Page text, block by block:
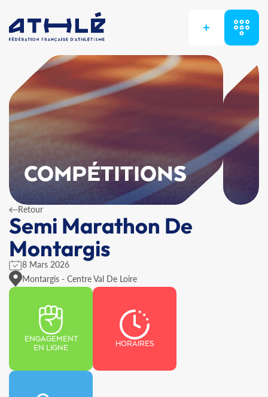
+
COMPÉTITIONS
Retour
Semi Marathon De
Montargis
8 Mars 2026
Montargis - Centre Val De Loire
ENGAGEMENT
EN LIGNE
HORAIRES